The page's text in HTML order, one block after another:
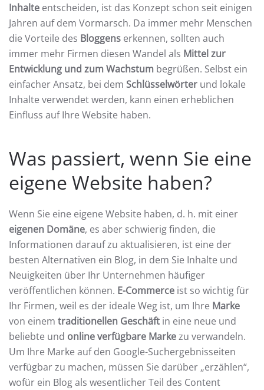
Inhalte entscheiden, ist das Konzept schon seit einigen
Jahren auf dem Vormarsch. Da immer mehr Menschen
die Vorteile des Bloggens erkennen, sollten auch
immer mehr Firmen diesen Wandel als Mittel zur
Entwicklung und zum Wachstum begrüßen. Selbst ein
einfacher Ansatz, bei dem Schlüsselwörter und lokale
Inhalte verwendet werden, kann einen erheblichen
Einfluss auf Ihre Website haben.
Was passiert, wenn Sie eine
eigene Website haben?
Wenn Sie eine eigene Website haben, d. h. mit einer
eigenen Domäne, es aber schwierig finden, die
Informationen darauf zu aktualisieren, ist eine der
besten Alternativen ein Blog, in dem Sie Inhalte und
Neuigkeiten über Ihr Unternehmen häufiger
veröffentlichen können. E-Commerce ist so wichtig für
Ihr Firmen, weil es der ideale Weg ist, um Ihre Marke
von einem traditionellen Geschäft in eine neue und
beliebte und online verfügbare Markezu verwandeln.
Um Ihre Marke auf den Google-Suchergebnisseiten
verfügbar zu machen, müssen Sie darüber „erzählen“,
wofür ein Blog als wesentlicher Teil des Content